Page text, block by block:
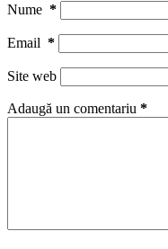
Nume *
Email *
Site web
Adaugă un comentariu *